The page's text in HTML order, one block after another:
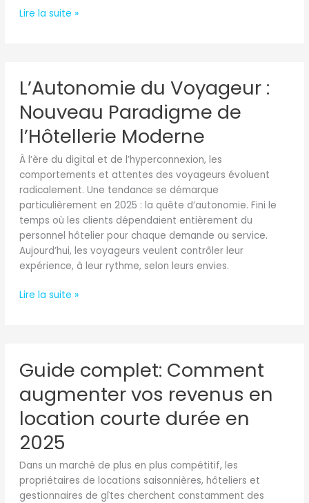
Lire la suite »
L’Autonomie du Voyageur :
Nouveau Paradigme de
l’Hôtellerie Moderne
À l’ère du digital et de l’hyperconnexion, les
comportements et attentes des voyageurs évoluent
radicalement. Une tendance se démarque
particulièrement en 2025 : la quête d’autonomie. Fini le
temps où les clients dépendaient entièrement du
personnel hôtelier pour chaque demande ou service.
Aujourd’hui, les voyageurs veulent contrôler leur
expérience, à leur rythme, selon leurs envies.
du
Voyageur
Nouveau
Paradigme
de
l’Hôtellerie
Moderne
Lire la suite »
Guide complet: Comment
augmenter vos revenus en
location courte durée en
2025
Dans un marché de plus en plus compétitif, les
propriétaires de locations saisonnières, hôteliers et
gestionnaires de gîtes cherchent constamment des
complet:
Comment
augmenter
vos
revenus
en
courte
durée